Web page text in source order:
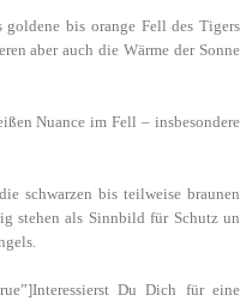
goldene bis orange Fell des Tigers
aber auch die Wärme der Sonne
Nuance im Fell – insbesondere
schwarzen bis teilweise braunen
stehen als Sinnbild für Schutz un
Du Dich für eine